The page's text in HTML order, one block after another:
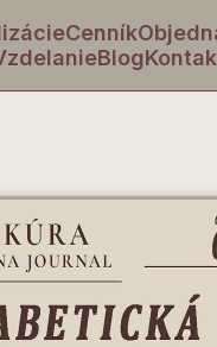
Cenník
Blog